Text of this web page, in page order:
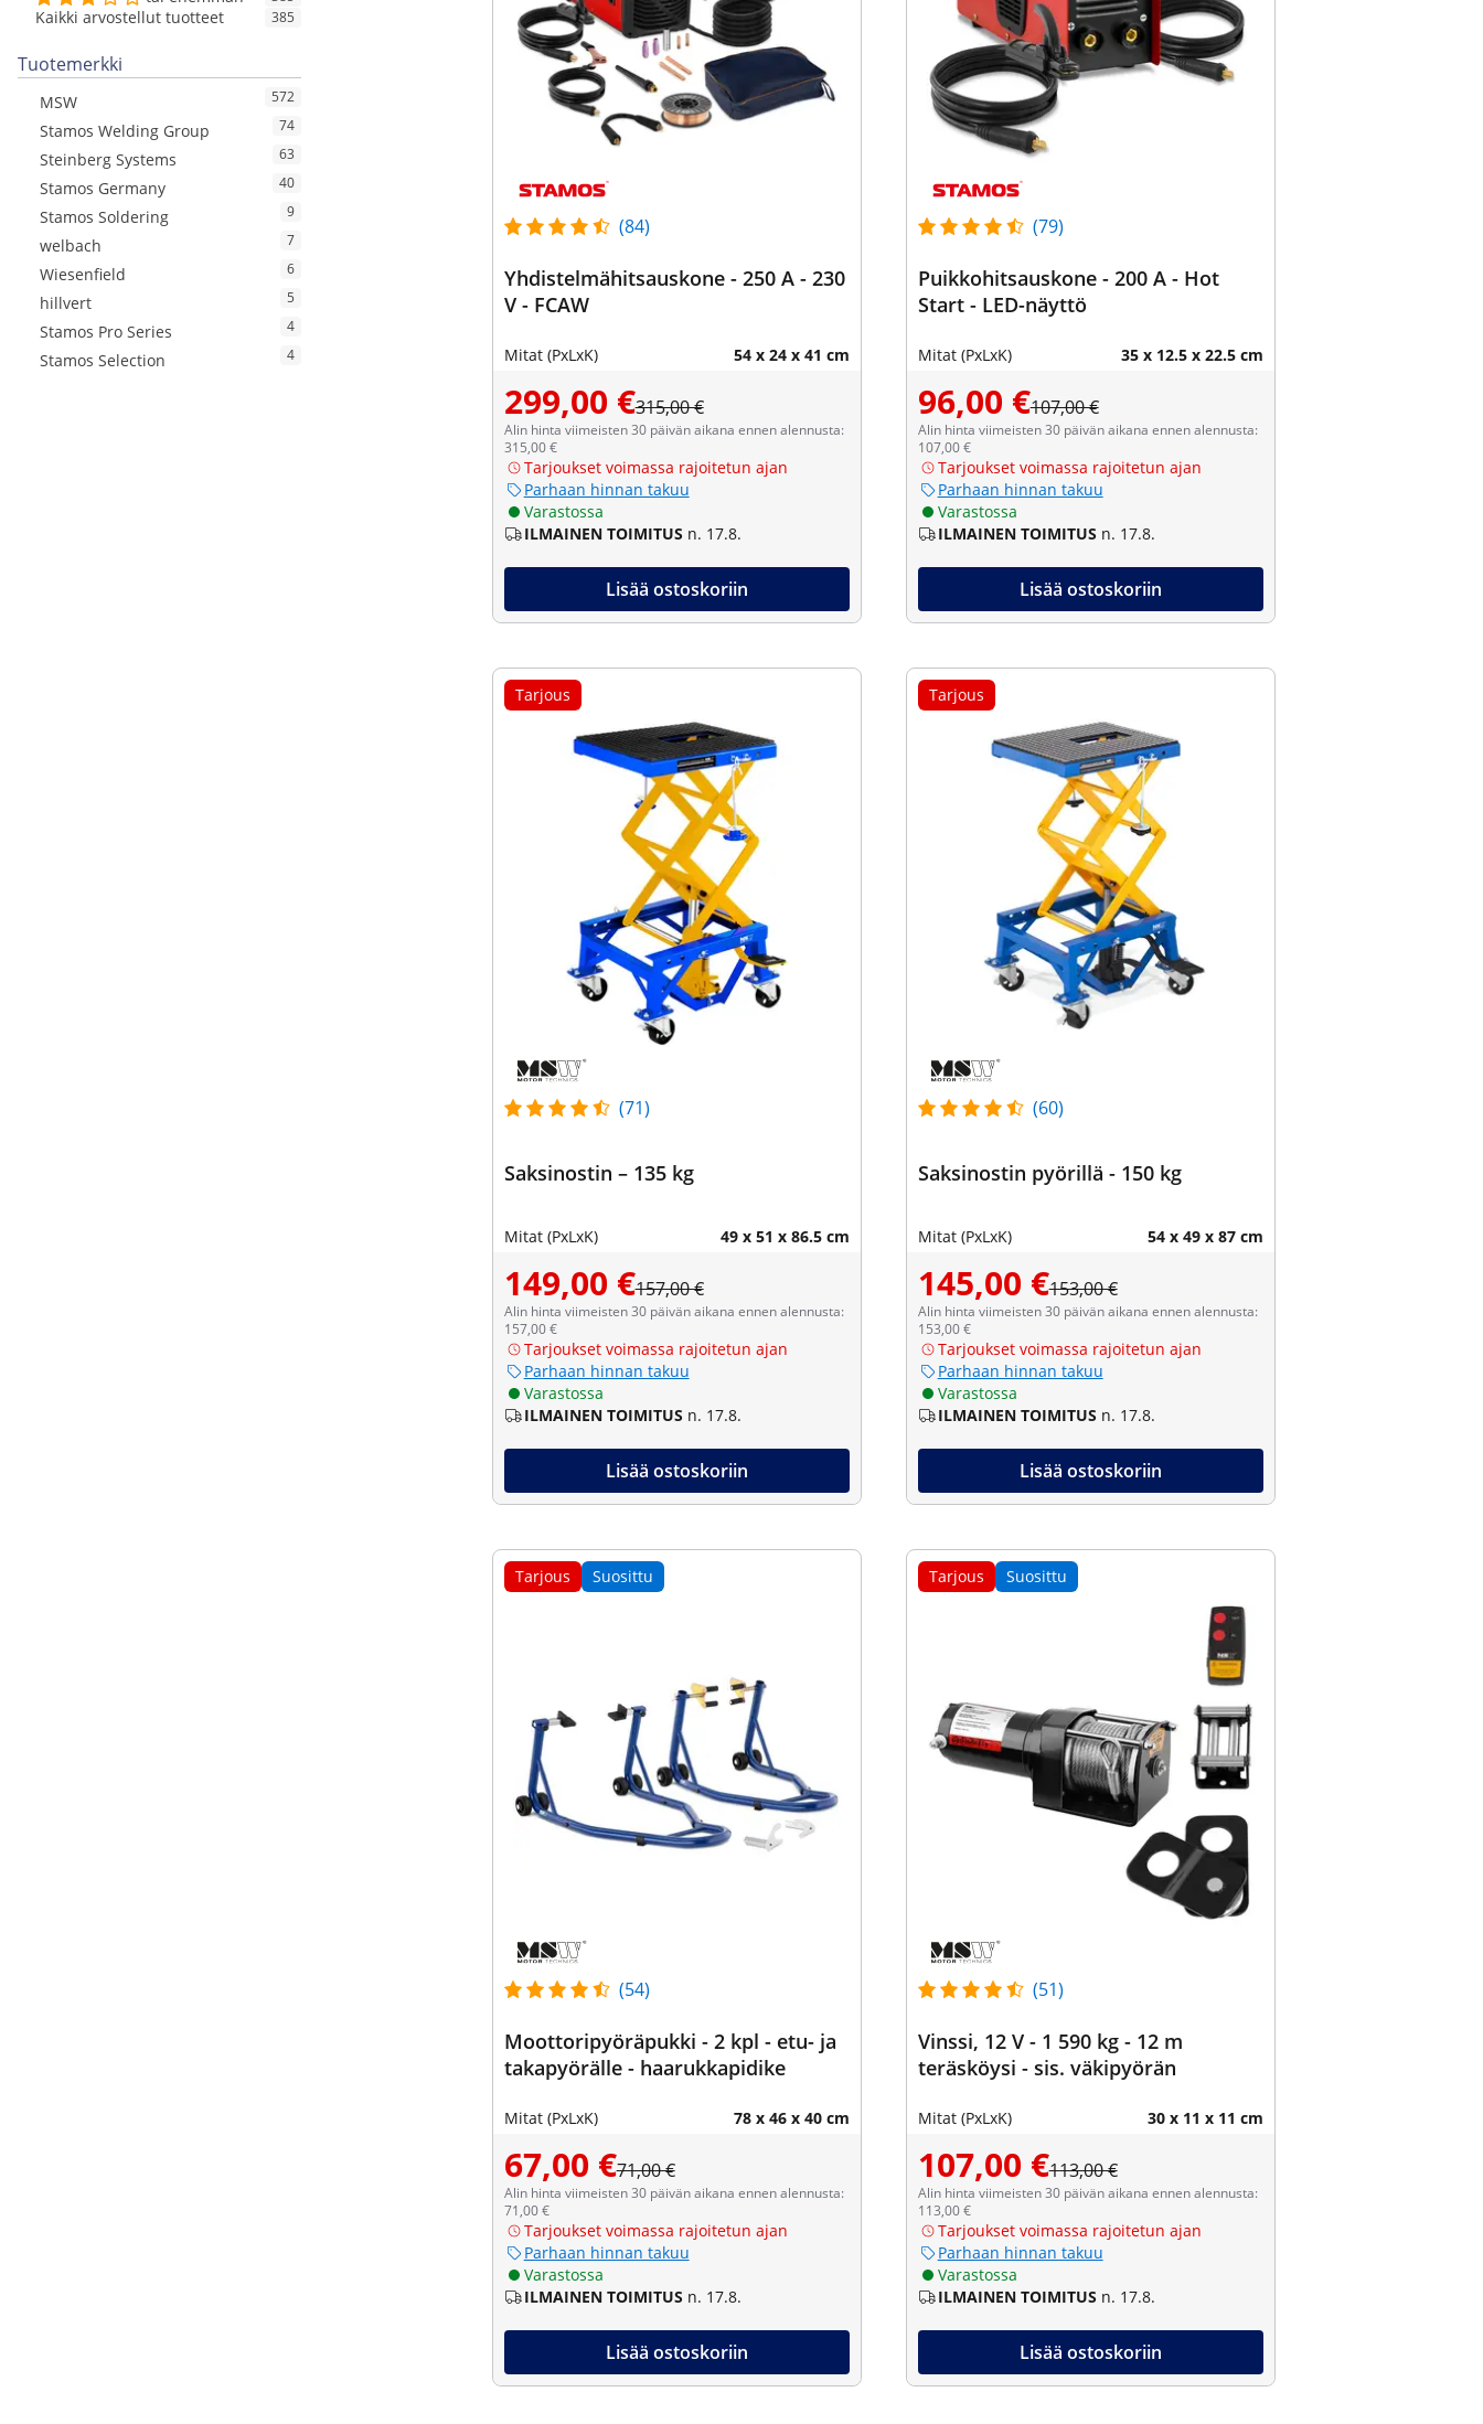
Kaikki arvostellut tuotteet 385
Tuotemerkki
MSW 572
Stamos Welding Group 74
Steinberg Systems 63
Stamos Germany 40
Stamos Soldering 9
welbach 7
Wiesenfield 6
hillvert 5
Stamos Pro Series 4
Stamos Selection 4
(84)
Yhdistelmähitsauskone - 250 A - 230
V - FCAW
Mitat (PxLxK) 54 x 24 x 41 cm
299,00 €315,00 €
Alin hinta viimeisten 30 päivän aikana ennen alennusta:
315,00 €
Tarjoukset voimassa rajoitetun ajan
Parhaan hinnan takuu
Varastossa
ILMAINEN TOIMITUS n. 17.8.
Lisää ostoskoriin
(79)
Puikkohitsauskone - 200 A - Hot
Start - LED-näyttö
Mitat (PxLxK) 35 x 12.5 x 22.5 cm
96,00 €107,00 €
Alin hinta viimeisten 30 päivän aikana ennen alennusta:
107,00 €
Tarjoukset voimassa rajoitetun ajan
Parhaan hinnan takuu
Varastossa
ILMAINEN TOIMITUS n. 17.8.
Lisää ostoskoriin
Tarjous
(71)
Saksinostin – 135 kg
Mitat (PxLxK) 49 x 51 x 86.5 cm
149,00 €157,00 €
Alin hinta viimeisten 30 päivän aikana ennen alennusta:
157,00 €
Tarjoukset voimassa rajoitetun ajan
Parhaan hinnan takuu
Varastossa
ILMAINEN TOIMITUS n. 17.8.
Lisää ostoskoriin
Tarjous
(60)
Saksinostin pyörillä - 150 kg
Mitat (PxLxK) 54 x 49 x 87 cm
145,00 €153,00 €
Alin hinta viimeisten 30 päivän aikana ennen alennusta:
153,00 €
Tarjoukset voimassa rajoitetun ajan
Parhaan hinnan takuu
Varastossa
ILMAINEN TOIMITUS n. 17.8.
Lisää ostoskoriin
Tarjous Suosittu
(54)
Moottoripyöräpukki - 2 kpl - etu- ja
takapyörälle - haarukkapidike
Mitat (PxLxK) 78 x 46 x 40 cm
67,00 €71,00 €
Alin hinta viimeisten 30 päivän aikana ennen alennusta:
71,00 €
Tarjoukset voimassa rajoitetun ajan
Parhaan hinnan takuu
Varastossa
ILMAINEN TOIMITUS n. 17.8.
Lisää ostoskoriin
Tarjous Suosittu
(51)
Vinssi, 12 V - 1 590 kg - 12 m
teräsköysi - sis. väkipyörän
Mitat (PxLxK) 30 x 11 x 11 cm
107,00 €113,00 €
Alin hinta viimeisten 30 päivän aikana ennen alennusta:
113,00 €
Tarjoukset voimassa rajoitetun ajan
Parhaan hinnan takuu
Varastossa
ILMAINEN TOIMITUS n. 17.8.
Lisää ostoskoriin